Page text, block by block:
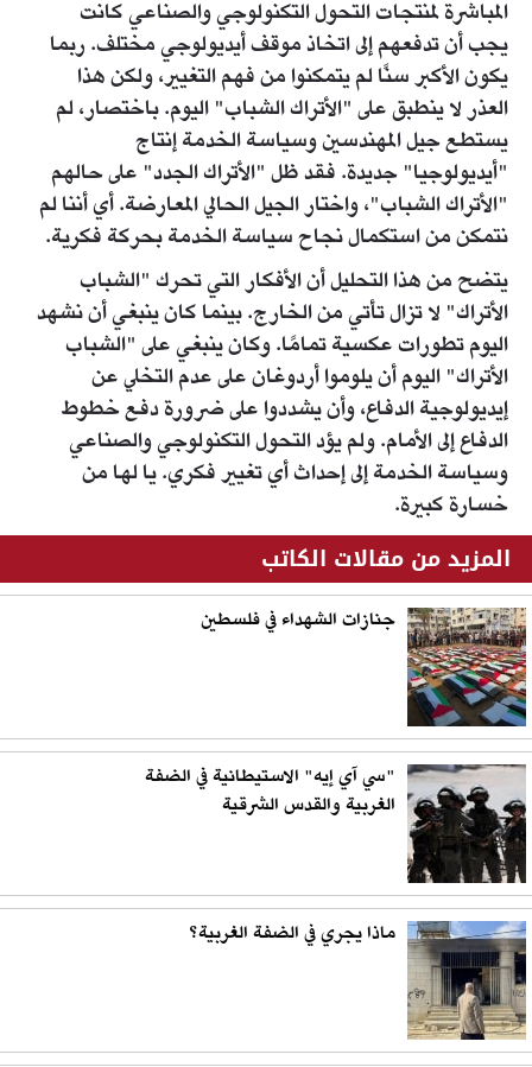
المباشرة لمنتجات التحول التكنولوجي والصناعي كانت
يجب أن تدفعهم إلى اتخاذ موقف أيديولوجي مختلف. ربما
يكون الأكبر سنًا لم يتمكنوا من فهم التغيير، ولكن هذا
العذر لا ينطبق على "الأتراك الشباب" اليوم. باختصار، لم
يستطع جيل المهندسين وسياسة الخدمة إنتاج
"أيديولوجيا" جديدة. فقد ظل "الأتراك الجدد" على حالهم
"الأتراك الشباب"، واختار الجيل الحالي المعارضة. أي أننا لم
نتمكن من استكمال نجاح سياسة الخدمة بحركة فكرية.
يتضح من هذا التحليل أن الأفكار التي تحرك "الشباب
الأتراك" لا تزال تأتي من الخارج. بينما كان ينبغي أن نشهد
اليوم تطورات عكسية تمامًا. وكان ينبغي على "الشباب
الأتراك" اليوم أن يلوموا أردوغان على عدم التخلي عن
إيديولوجية الدفاع، وأن يشددوا على ضرورة دفع خطوط
الدفاع إلى الأمام. ولم يؤد التحول التكنولوجي والصناعي
وسياسة الخدمة إلى إحداث أي تغيير فكري. يا لها من
خسارة كبيرة.
المزيد من مقالات الكاتب
جنازات الشهداء في فلسطين
"سي آي إيه" الاستيطانية في الضفة
الغربية والقدس الشرقية
ماذا يجري في الضفة الغربية؟